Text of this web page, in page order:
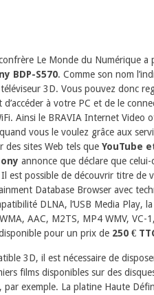
Le Monde du Numérique a
BDP-S570. Comme son nom
3D. Vous pouvez donc
à votre PC et de le
Ainsi le BRAVIA Internet Video
vous le voulez grâce aux
sites Web tels que YouTube
annonce que déclare que
Il est possible de découvrir titre
Database Browser avec
DLNA, l’USB Media Play,
AAC, M2TS, MP4 WMV, VC-
pour un prix de 250 €
3D, il est nécessaire de
films disponibles sur des
par exemple. La platine Haute